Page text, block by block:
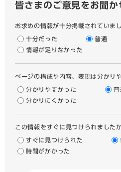
皆さまのご意見をお聞か
お求めの情報が十分掲載されていま
十分だった
普通
情報が足りなかった
ページの構成や内容、表現は分かり
分かりやすかった
普
分かりにくかった
この情報をすぐに見つけられました
すぐに見つけられた
時間がかかった